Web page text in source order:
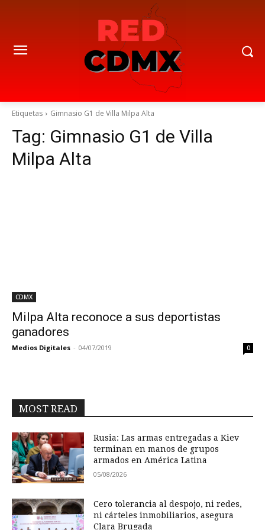
Etiquetas Gimnasio G1 de Villa Milpa Alta
Tag: Gimnasio G1 de Villa
Milpa Alta
CDMX
Milpa Alta reconoce a sus deportistas
ganadores
Medios Digitales - 04/07/2019 0
MOST READ
Rusia: Las armas entregadas a Kiev
terminan en manos de grupos
armados en América Latina
05/08/2026
Cero tolerancia al despojo, ni redes,
ni cárteles inmobiliarios, asegura
Clara Brugada